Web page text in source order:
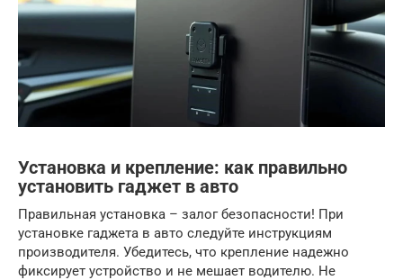
Установка и крепление: как правильно
установить гаджет в авто
Правильная установка – залог безопасности! При
установке гаджета в авто следуйте инструкциям
производителя. Убедитесь, что крепление надежно
фиксирует устройство и не мешает водителю. Не